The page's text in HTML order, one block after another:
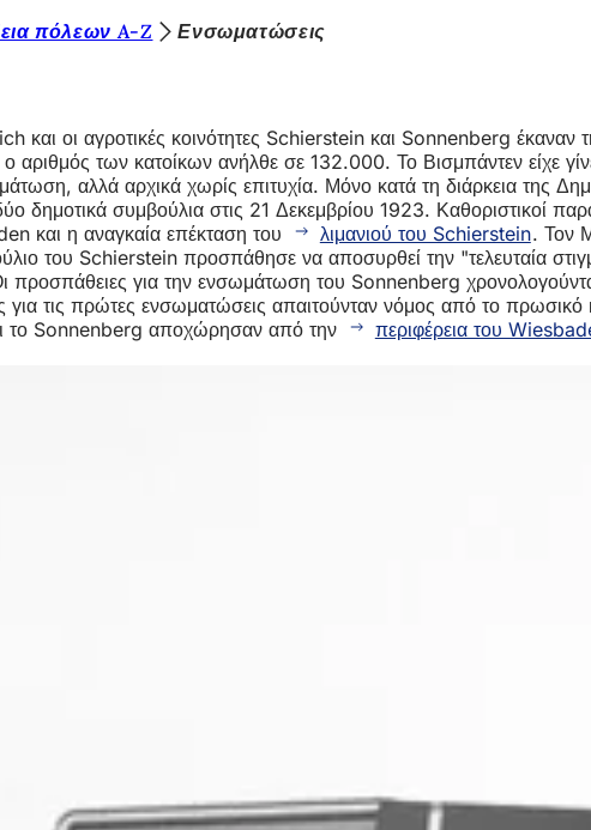
πόλεων A-Z
Ενσωματώσεις
οι αγροτικές κοινότητες Schierstein και Sonnenberg έκαναν
των κατοίκων ανήλθε σε 132.000. Το Βισμπάντεν είχε
αλλά αρχικά χωρίς επιτυχία. Μόνο κατά τη διάρκεια της
συμβούλια στις 21 Δεκεμβρίου 1923. Καθοριστικοί
και η αναγκαία επέκταση του
λιμανιού του Schierstein. Τον
του Schierstein προσπάθησε να αποσυρθεί την "τελευταία
για την ενσωμάτωση του Sonnenberg
τις πρώτες ενσωματώσεις απαιτούνταν νόμος από το πρωσικό
το Sonnenberg αποχώρησαν από την
περιφέρεια του